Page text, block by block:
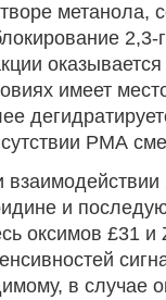
метанола,
2,3-
имеет
РМА
взаимодействии
и
оксимов £31
в случае